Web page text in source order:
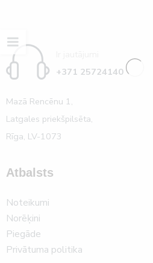
+371 25724140
Mazā Rencēnu 1,
Latgales priekšpilsēta,
Rīga, LV-1073
Atbalsts
Noteikumi
Norēķini
Piegāde
Privātuma politika